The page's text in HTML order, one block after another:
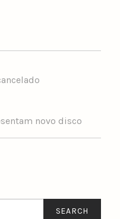
novo disco